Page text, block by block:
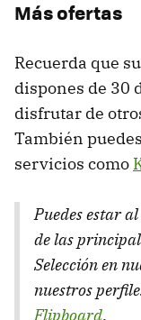
Más ofertas
Recuerda que
dispones de 30
disfrutar de
También
servicios como
Puedes estar
de las
Selección en
nuestros
Flipboard.